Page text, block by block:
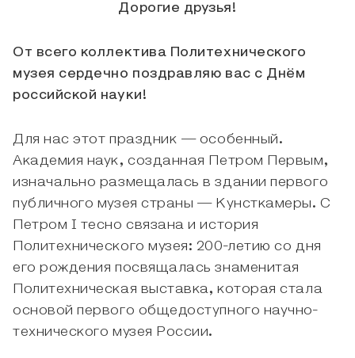
Дорогие друзья!
От всего коллектива Политехнического
музея сердечно поздравляю вас с Днём
российской науки!
Для нас этот праздник — особенный.
Академия наук, созданная Петром Первым,
изначально размещалась в здании первого
публичного музея страны — Кунсткамеры. С
Петром I тесно связана и история
Политехнического музея: 200-летию со дня
его рождения посвящалась знаменитая
Политехническая выставка, которая стала
основой первого общедоступного научно-
технического музея России.